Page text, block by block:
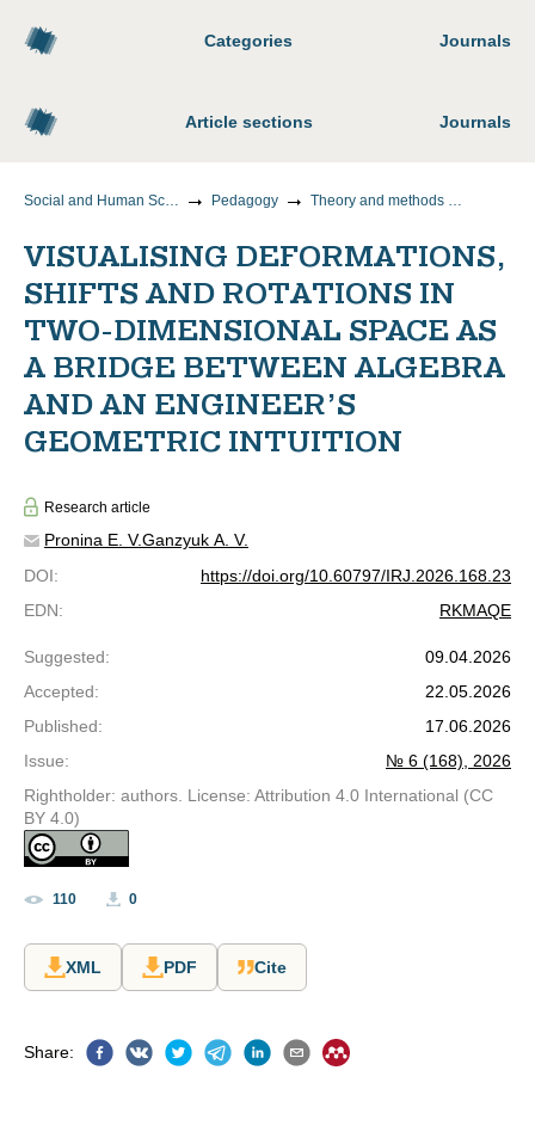
Categories Journals
Article sections Journals
Social and Human Sciences Pedagogy Theory and methods of teaching and upbringing (by areas and levels of education)
VISUALISING DEFORMATIONS,
SHIFTS AND ROTATIONS IN
TWO-DIMENSIONAL SPACE AS
A BRIDGE BETWEEN ALGEBRA
AND AN ENGINEER’S
GEOMETRIC INTUITION
Research article
Pronina E. V.Ganzyuk A. V.
DOI:
https://doi.org/10.60797/IRJ.2026.168.23
EDN: RKMAQE
Suggested:
09.04.2026
Accepted:
22.05.2026
Published:
17.06.2026
Issue:
№ 6 (168), 2026
Rightholder: authors. License: Attribution 4.0 International (CC
BY 4.0)
110 0
XML PDF Cite
Share: